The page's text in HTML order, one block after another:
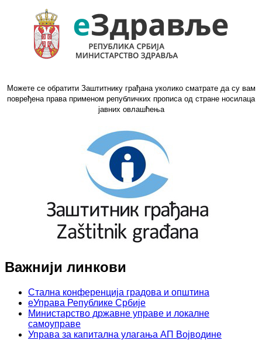
Можете се обратити Заштитнику грађана уколико сматрате да су вам
повређена права применом републичких прописа од стране носилаца
јавних овлашћења
Важнији линкови
Стална конференција градова и општина
еУправа Републике Србије
Министарство државне управе и локалне
самоуправе
Управа за капитална улагања АП Војводине